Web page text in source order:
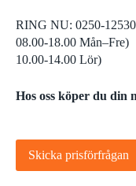
RING NU: 0250-12530
08.00-18.00 Mån–Fre)
10.00-14.00 Lör)
Hos oss köper du din
Skicka prisförfrågan